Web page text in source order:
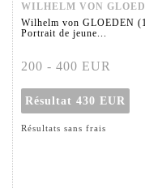
WILHELM VON
Wilhelm von GLOEDEN
Portrait de jeune...
200 - 400 EUR
Résultat 430 EUR
Résultats sans frais